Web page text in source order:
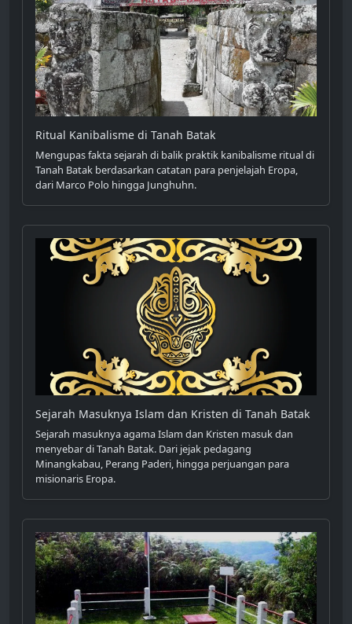
Ritual Kanibalisme di Tanah Batak
Mengupas fakta sejarah di balik praktik kanibalisme ritual di
Tanah Batak berdasarkan catatan para penjelajah Eropa,
dari Marco Polo hingga Junghuhn.
Sejarah Masuknya Islam dan Kristen di Tanah Batak
Sejarah masuknya agama Islam dan Kristen masuk dan
menyebar di Tanah Batak. Dari jejak pedagang
Minangkabau, Perang Paderi, hingga perjuangan para
misionaris Eropa.